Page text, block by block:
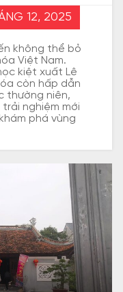
12, 2025
không thể bỏ
Việt Nam.
kiệt xuất Lê
còn hấp dẫn
thường niên,
nghiệm mới
phá vùng